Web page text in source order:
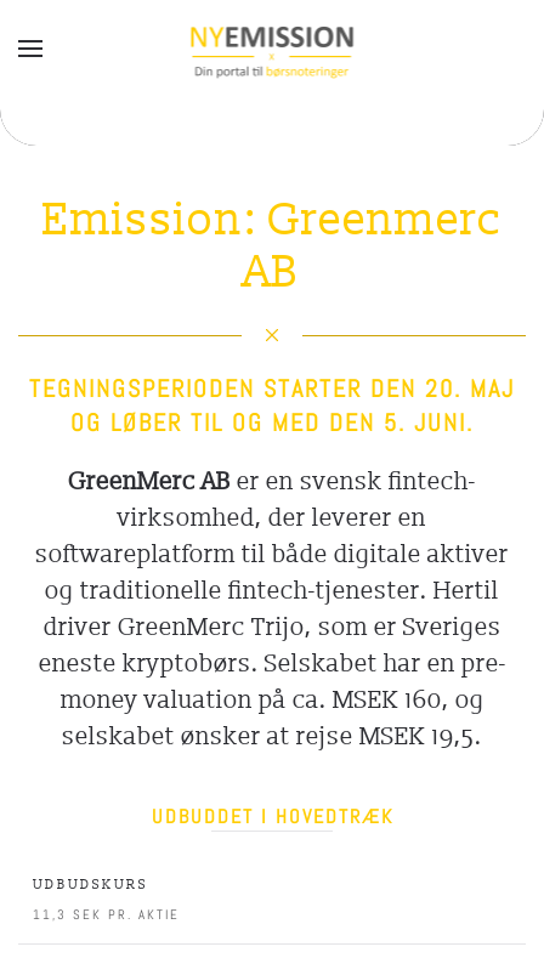
Gå til hovedindhold
Emission: Greenmerc
AB
TEGNINGSPERIODEN STARTER DEN 20. MAJ
OG LØBER TIL OG MED DEN 5. JUNI.
GreenMerc AB er en svensk fintech-
virksomhed, der leverer en
softwareplatform til både digitale aktiver
og traditionelle fintech-tjenester. Hertil
driver GreenMerc Trijo, som er Sveriges
eneste kryptobørs. Selskabet har en pre-
money valuation på ca. MSEK 160, og
selskabet ønsker at rejse MSEK 19,5.
UDBUDDET I HOVEDTRÆK
UDBUDSKURS
11,3 SEK PR. AKTIE